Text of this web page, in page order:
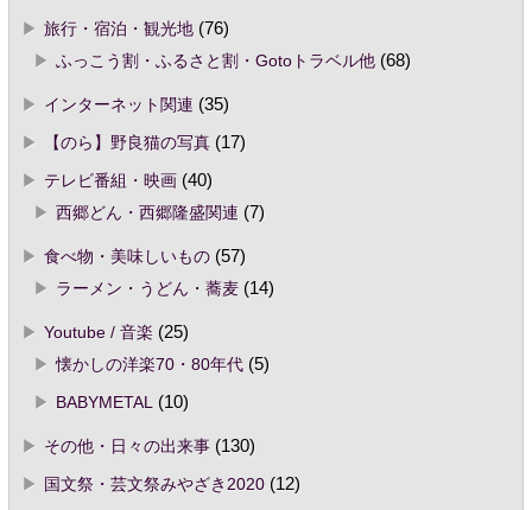
旅行・宿泊・観光地(76)
ふっこう割・ふるさと割・Gotoトラベル他(68)
インターネット関連 (35)
【のら】野良猫の写真(17)
テレビ番組・映画(40)
西郷どん・西郷隆盛関連 (7)
食べ物・美味しいもの(57)
ラーメン・うどん・蕎麦(14)
Youtube / 音楽 (25)
懐かしの洋楽70・80年代(5)
BABYMETAL
(10)
その他・日々の出来事(130)
国文祭・芸文祭みやざき2020(12)